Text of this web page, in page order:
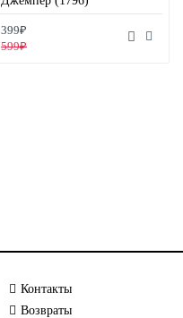
399₽
599₽
Контакты
Возвраты